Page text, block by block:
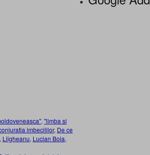
, "limba si
imbecililor, De ce
, Liigheanu, Lucian Boia,